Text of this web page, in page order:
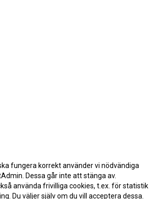
fungera korrekt använder vi nödvändiga
Dessa går inte att stänga av.
använda frivilliga cookies, t.ex. för statistik
Du väljer själv om du vill acceptera dessa.